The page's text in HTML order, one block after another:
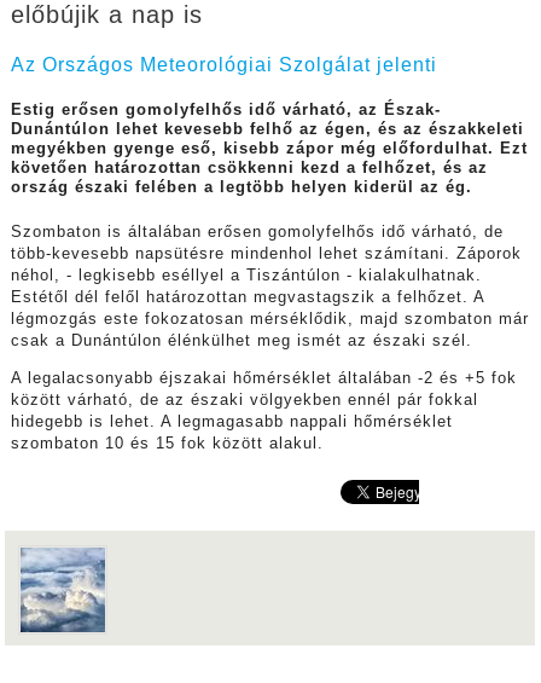
előbújik a nap is
Az Országos Meteorológiai Szolgálat jelenti
Estig erősen gomolyfelhős idő várható, az Észak-
Dunántúlon lehet kevesebb felhő az égen, és az északkeleti
megyékben gyenge eső, kisebb zápor még előfordulhat. Ezt
követően határozottan csökkenni kezd a felhőzet, és az
ország északi felében a legtöbb helyen kiderül az ég.
Szombaton is általában erősen gomolyfelhős idő várható, de
több-kevesebb napsütésre mindenhol lehet számítani. Záporok
néhol, - legkisebb eséllyel a Tiszántúlon - kialakulhatnak.
Estétől dél felől határozottan megvastagszik a felhőzet. A
légmozgás este fokozatosan mérséklődik, majd szombaton már
csak a Dunántúlon élénkülhet meg ismét az északi szél.
A legalacsonyabb éjszakai hőmérséklet általában -2 és +5 fok
között várható, de az északi völgyekben ennél pár fokkal
hidegebb is lehet. A legmagasabb nappali hőmérséklet
szombaton 10 és 15 fok között alakul.